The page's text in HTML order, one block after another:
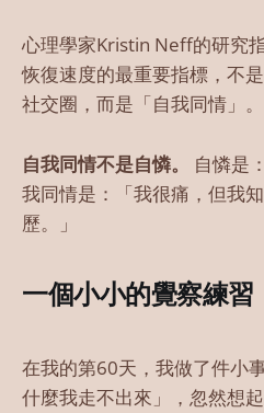
心理學家Kristin Neff的研究
恢復速度的最重要指標，不
社交圈，而是「自我同情」。
自我同情不是自憐。
自憐是
我同情是：「我很痛，但我
歷。」
一個小小的覺察練習
在我的第60天，我做了件小
什麼我走不出來」，忽然想